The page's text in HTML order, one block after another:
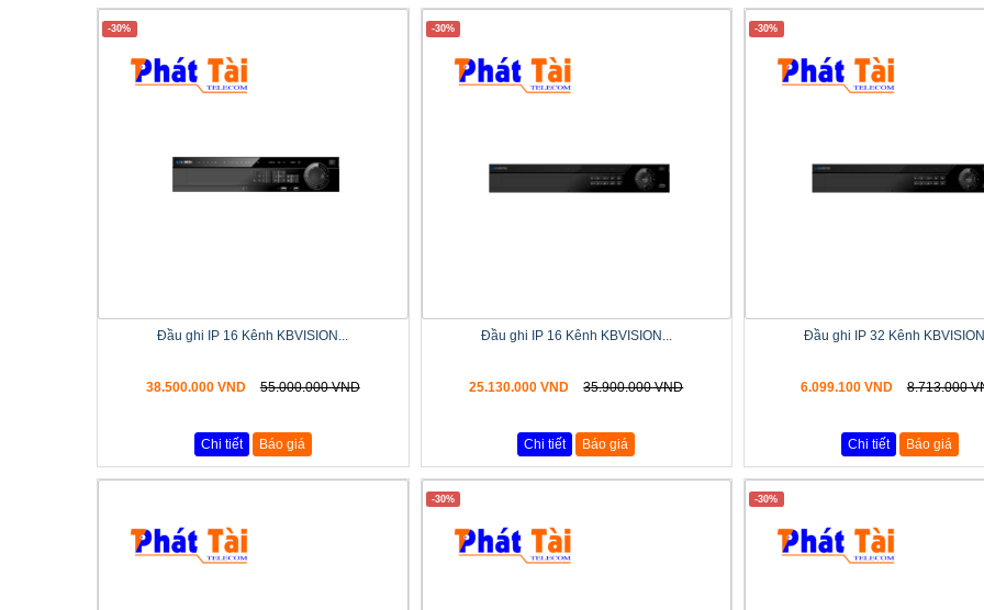
-30%
Đầu ghi IP 16 Kênh KBVISION...
38.500.000 VND 55.000.000 VND
Chi tiết Báo giá
-30%
Đầu ghi IP 16 Kênh KBVISION...
25.130.000 VND 35.900.000 VND
Chi tiết Báo giá
-30%
Đầu ghi IP 32 Kênh
6.099.100 VND 8.713.000
Chi tiết Báo giá
-30% -30%